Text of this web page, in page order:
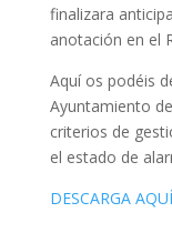
finalizara
anotación en el
Aquí os podéis
Ayuntamiento
criterios de
el estado de
DESCARGA